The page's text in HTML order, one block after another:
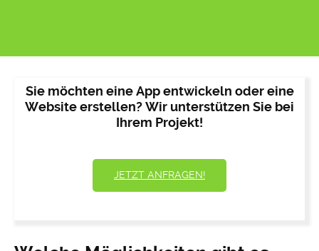
Sie möchten eine App entwickeln oder eine
Website erstellen? Wir unterstützen Sie bei
Ihrem Projekt!
JETZT ANFRAGEN!